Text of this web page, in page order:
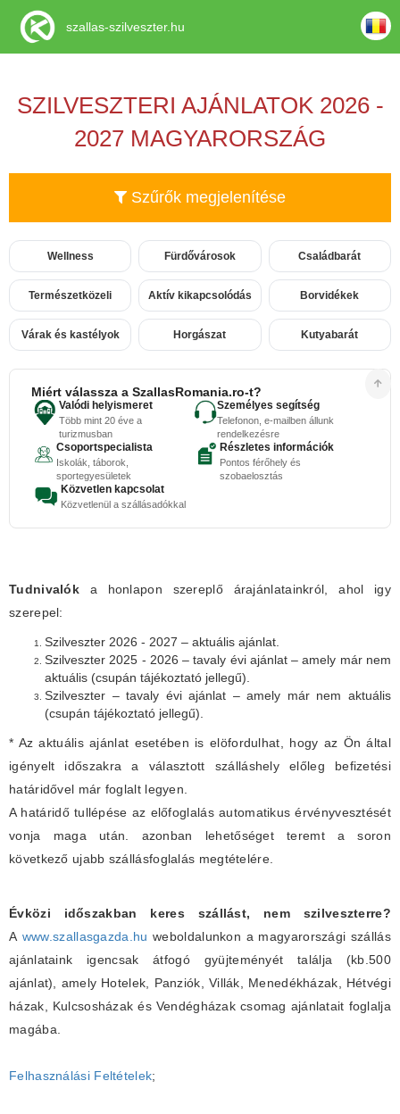
SZILVESZTERI AJÁNLATOK 2026 -
2027 MAGYARORSZÁG
Szűrők megjelenítése
Wellness Fürdővárosok Családbarát
Természetközeli Aktív kikapcsolódás Borvidékek
Várak és kastélyok Horgászat Kutyabarát
Miért válassza a SzallasRomania.ro-t?
Valódi helyismeret
Több mint 20 éve a
turizmusban
Személyes segítség
Telefonon, e-mailben állunk
rendelkezésre
Csoportspecialista
Iskolák, táborok,
sportegyesületek
Részletes információk
Pontos férőhely és
szobaelosztás
Közvetlen kapcsolat
Közvetlenül a szállásadókkal
Tudnivalók a honlapon szereplő árajánlatainkról, ahol igy
szerepel:
Szilveszter 2026 - 2027 – aktuális ajánlat.
Szilveszter 2025 - 2026 – tavaly évi ajánlat – amely már nem
aktuális (csupán tájékoztató jellegű).
Szilveszter – tavaly évi ajánlat – amely már nem aktuális
(csupán tájékoztató jellegű).
* Az aktuális ajánlat esetében is elöfordulhat, hogy az Ön által
igényelt időszakra a választott szálláshely előleg befizetési
határidővel már foglalt legyen.
A határidő tullépése az előfoglalás automatikus érvényvesztését
vonja maga után. azonban lehetőséget teremt a soron
következő ujabb szállásfoglalás megtételére.
Évközi időszakban keres szállást, nem szilveszterre?
A www.szallasgazda.hu weboldalunkon a magyarországi szállás
ajánlataink igencsak átfogó gyüjteményét találja (kb.500
ajánlat), amely Hotelek, Panziók, Villák, Menedékházak, Hétvégi
házak, Kulcsosházak és Vendégházak csomag ajánlatait foglalja
magába.
Felhasználási Feltételek;
szallas-szilveszter.hu